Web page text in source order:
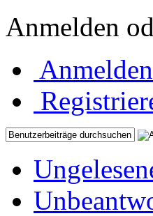
Anmelden
Anmelden